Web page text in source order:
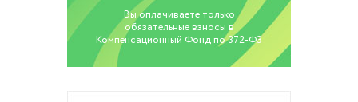
Вы оплачиваете только
обязательные взносы в
Компенсационный Фонд по 372-ФЗ